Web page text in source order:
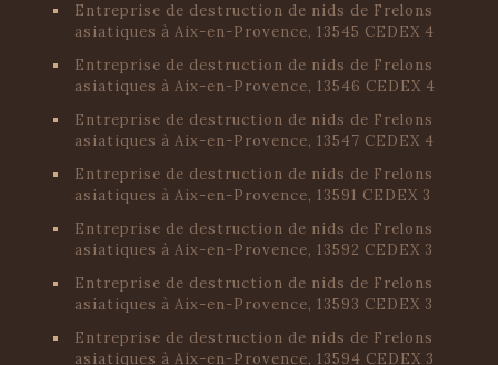
Entreprise de destruction de nids de Frelons
asiatiques à Aix-en-Provence, 13545 CEDEX 4
Entreprise de destruction de nids de Frelons
asiatiques à Aix-en-Provence, 13546 CEDEX 4
Entreprise de destruction de nids de Frelons
asiatiques à Aix-en-Provence, 13547 CEDEX 4
Entreprise de destruction de nids de Frelons
asiatiques à Aix-en-Provence, 13591 CEDEX 3
Entreprise de destruction de nids de Frelons
asiatiques à Aix-en-Provence, 13592 CEDEX 3
Entreprise de destruction de nids de Frelons
asiatiques à Aix-en-Provence, 13593 CEDEX 3
Entreprise de destruction de nids de Frelons
asiatiques à Aix-en-Provence, 13594 CEDEX 3